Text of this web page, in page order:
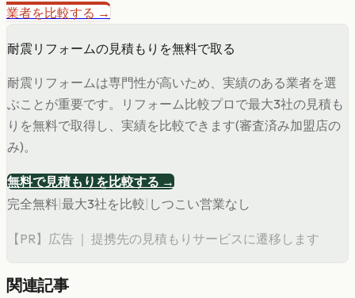
業者を比較する →
耐震リフォームの見積もりを無料で取る
耐震リフォームは専門性が高いため、実績のある業者を選
ぶことが重要です。リフォーム比較プロで最大3社の見積も
りを無料で取得し、実績を比較できます(審査済み加盟店の
み)。
無料で見積もりを比較する →
完全無料|最大3社を比較| しつこい営業なし
【PR】広告 ｜ 提携先の見積もりサービスに遷移します
関連記事